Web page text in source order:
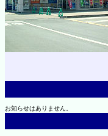
お知らせはありません。